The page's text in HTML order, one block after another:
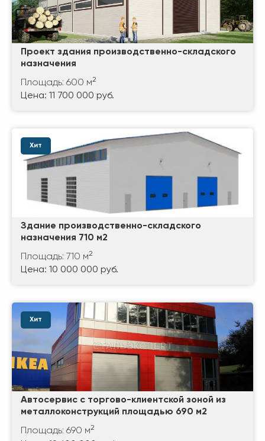
Проект здания производственно-складского
назначения
Площадь: 600 м2
Цена: 11 700 000 руб.
Хит
Здание производственно-складского
назначения 710 м2
Площадь: 710 м2
Цена: 10 000 000 руб.
Хит
Автосервис с торгово-клиентской зоной из
металлоконструкций площадью 690 м2
Площадь: 690 м2